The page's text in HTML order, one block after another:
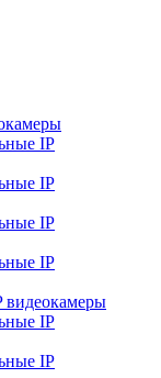
IP
IP
IP
IP
видеокамеры
IP
IP